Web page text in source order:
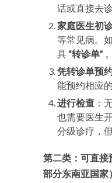
话或直接去
家庭医生初
等常见病。
具 “转诊单” 。
凭转诊单预
能预约相应
进行检查 ：
也需要医生
分级诊疗，
第二类：可直接
部分东南亚国家）